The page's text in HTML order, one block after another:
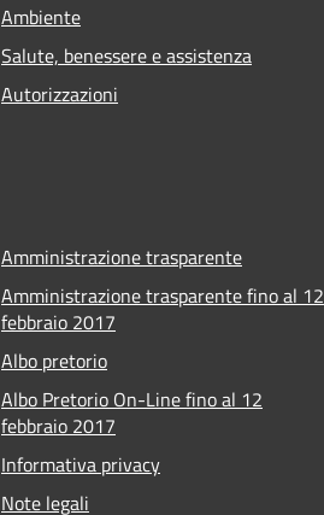
Ambiente
Salute, benessere e assistenza
Autorizzazioni
Amministrazione trasparente
Amministrazione trasparente fino al 12
febbraio 2017
Albo pretorio
Albo Pretorio On-Line fino al 12
febbraio 2017
Informativa privacy
Note legali